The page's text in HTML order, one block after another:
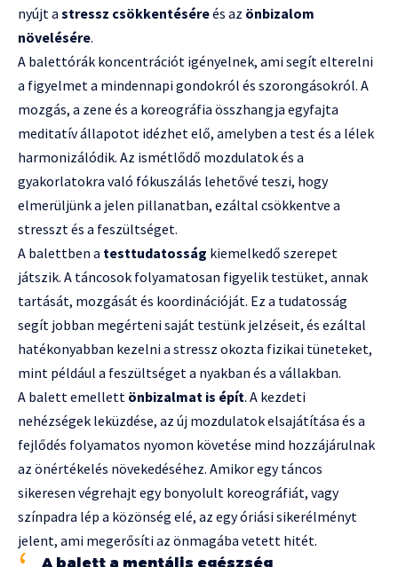
nyújt a stressz csökkentéséreés az önbizalom
növelésére.
A balettórák koncentrációt igényelnek, ami segít elterelni
a figyelmet a mindennapi gondokról és szorongásokról. A
mozgás, a zene és a koreográfia összhangja egyfajta
meditatív állapotot idézhet elő, amelyben a test és a lélek
harmonizálódik. Az ismétlődő mozdulatok és a
gyakorlatokra való fókuszálás lehetővé teszi, hogy
elmerüljünk a jelen pillanatban, ezáltal csökkentve a
stresszt és a feszültséget.
A balettben a testtudatosság kiemelkedő szerepet
játszik. A táncosok folyamatosan figyelik testüket, annak
tartását, mozgását és koordinációját. Ez a tudatosság
segít jobban megérteni saját testünk jelzéseit, és ezáltal
hatékonyabban kezelni a stressz okozta fizikai tüneteket,
mint például a feszültséget a nyakban és a vállakban.
A balett emellett önbizalmat is épít. A kezdeti
nehézségek leküzdése, az új mozdulatok elsajátítása és a
fejlődés folyamatos nyomon követése mind hozzájárulnak
az önértékelés növekedéséhez. Amikor egy táncos
sikeresen végrehajt egy bonyolult koreográfiát, vagy
színpadra lép a közönség elé, az egy óriási sikerélményt
jelent, ami megerősíti az önmagába vetett hitét.
A balett a mentális egészség